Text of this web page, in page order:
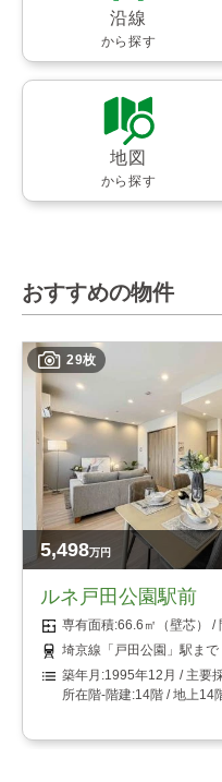
沿線
から探す
地図
から探す
おすすめの物件
29枚
5,498万円
ルネ戸田公園駅前
66.6㎡（壁芯）
埼京線「戸田公園」駅ま
1995年12月
14階 / 地上14